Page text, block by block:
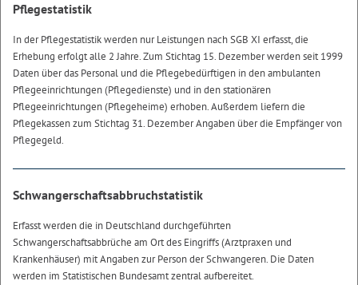
Pflegestatistik
In der Pflegestatistik werden nur Leistungen nach SGB XI erfasst, die
Erhebung erfolgt alle 2 Jahre. Zum Stichtag 15. Dezember werden seit 1999
Daten über das Personal und die Pflegebedürftigen in den ambulanten
Pflegeeinrichtungen (Pflegedienste) und in den stationären
Pflegeeinrichtungen (Pflegeheime) erhoben. Außerdem liefern die
Pflegekassen zum Stichtag 31. Dezember Angaben über die Empfänger von
Pflegegeld.
Schwangerschaftsabbruchstatistik
Erfasst werden die in Deutschland durchgeführten
Schwangerschaftsabbrüche am Ort des Eingriffs (Arztpraxen und
Krankenhäuser) mit Angaben zur Person der Schwangeren. Die Daten
werden im Statistischen Bundesamt zentral aufbereitet.